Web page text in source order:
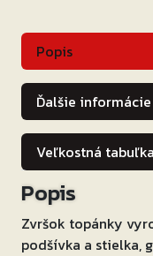
Popis
Ďalšie informácie
Veľkostná tabuľka
Popis
Zvršok topánky
podšívka a stielka,